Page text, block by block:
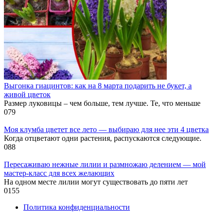
Выгонка гиацинтов: как на 8 марта подарить не букет, а
живой цветок
Размер луковицы – чем больше, тем лучше. Те, что меньше
079
Моя клумба цветет все лето — выбираю для нее эти 4 цветка
Когда отцветают одни растения, распускаются следующие.
088
Пересаживаю нежные лилии и размножаю делением — мой
мастер-класс для всех желающих
На одном месте лилии могут существовать до пяти лет
0155
Политика конфиденциальности